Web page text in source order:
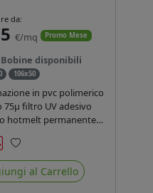
da:
€/mq Promo Mese
Bobine disponibili
106x50
in pvc polimerico
75µ filtro UV adesivo
hotmelt permanente
per stampe con
UV durata 7 anni
e 5 outdoor. Dotato di
ignifugo Bs1d0.
Preferiti
al Carrello